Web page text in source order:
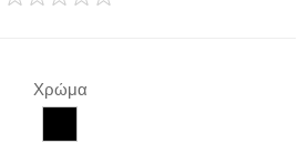
Χρώμα